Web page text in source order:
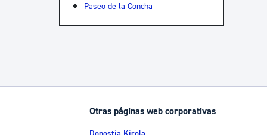
Paseo de la Concha
Otras páginas web corporativas